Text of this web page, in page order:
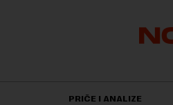
PRIČE I ANALIZE